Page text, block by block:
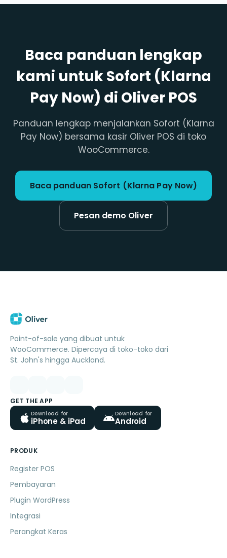
Baca panduan lengkap
kami untuk Sofort (Klarna
Pay Now) di Oliver POS
Panduan lengkap menjalankan Sofort (Klarna
Pay Now) bersama kasir Oliver POS di toko
WooCommerce.
Baca panduan Sofort (Klarna Pay Now)
Pesan demo Oliver
Point-of-sale yang dibuat untuk
WooCommerce. Dipercaya di toko-toko dari
St. John's hingga Auckland.
GET THE APP
Download for
iPhone & iPad
Download for
Android
PRODUK
Register POS
Pembayaran
Plugin WordPress
Integrasi
Perangkat Keras